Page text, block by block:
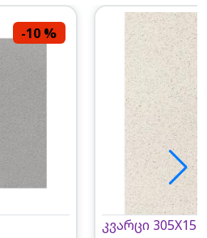
-10 %
კვარცი